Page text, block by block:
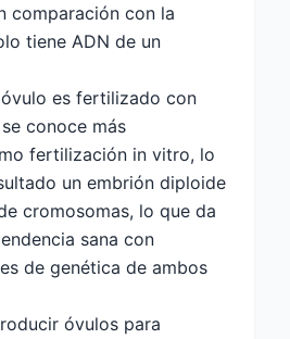
comparación con la
tiene ADN de un
es fertilizado con
conoce más
fertilización in vitro, lo
un embrión diploide
cromosomas, lo que da
sana con
de genética de ambos
óvulos para